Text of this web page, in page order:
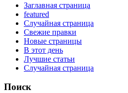
Заглавная страница
featured
Случайная страница
Свежие правки
Новые страницы
В этот день
Лучшие статьи
Случайная страница
Поиск